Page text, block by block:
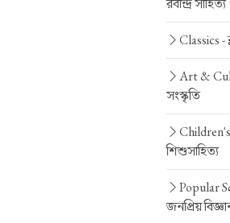
রবীন্দ্র সাহিত্য
Classics -
Art &
সংস্কৃতি
শিশুসাহিত্য
Popular
জনপ্রিয়